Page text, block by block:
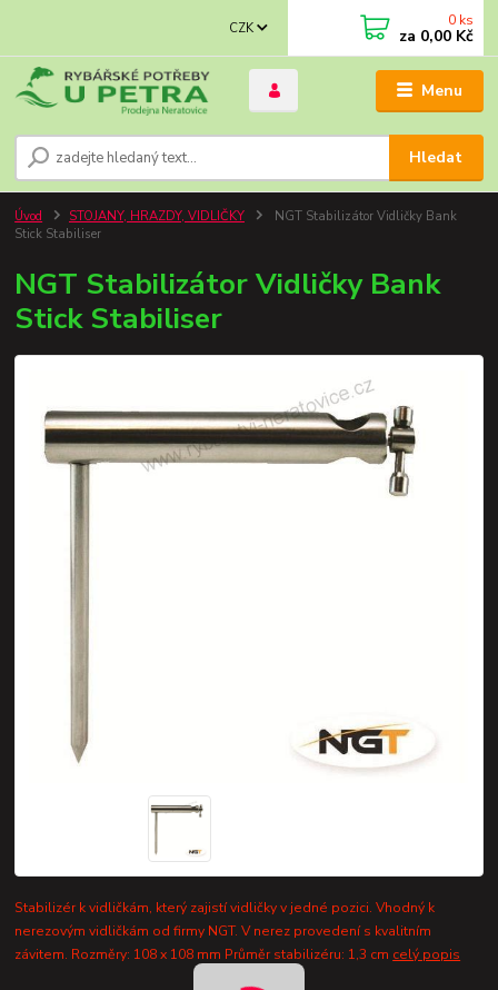
Menu
CZK
Hledat
0 ks
za 0,00 Kč
Úvod STOJANY, HRAZDY, VIDLIČKY
NGT Stabilizátor Vidličky Bank
Stick Stabiliser
NGT Stabilizátor Vidličky Bank
Stick Stabiliser
Stabilizér k vidličkám, který zajistí vidličky v jedné pozici. Vhodný k
nerezovým vidličkám od firmy NGT. V nerez provedení s kvalitním
závitem. Rozměry: 108 x 108 mm Průměr stabilizéru: 1,3 cm celý popis